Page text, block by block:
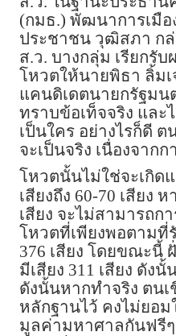
(กมธ.) พัฒนาการเมื
ประชาชน วุฒิสภา ก
ส.ว. บางกลุ่ม เรียกรั
โหวตให้นายพิธา ลิ้ม
แคนดิเดตนายกรัฐมน
ทราบข้อเท็จจริง และ
เป็นใคร อย่างไรก็ดี ต
จะเป็นจริง เนื่องจาก
โหวตนั้นไม่ใช่จะเกิดแ
เสียงถึง 60-70 เสียง
เสียง จะไม่สามารถก
โหวตที่เพียงพอตาม
376 เสียง โดยขณะนี้
มีเสียง 311 เสียง ดังนั้
ดังนั้นหากทำจริง ตน
หลักฐานไว้ คงไม่ยอ
มูลค่ามหาศาลกันฟรี